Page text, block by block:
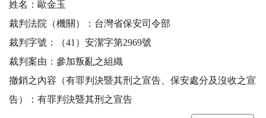
姓名：歐金玉
裁判法院（機關）：台灣省保安司令部
裁判字號：（41）安潔字第2969號
裁判案由：參加叛亂之組織
撤銷之內容（有罪判決暨其刑之宣告、保安處分及沒收之宣
告）：有罪判決暨其刑之宣告